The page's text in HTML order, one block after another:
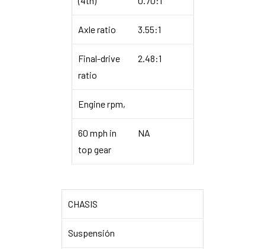
Axle ratio 3.55:1
Final-drive
ratio
2.48:1
Engine rpm,
60 mph in
top gear
NA
CHASIS
Suspensión